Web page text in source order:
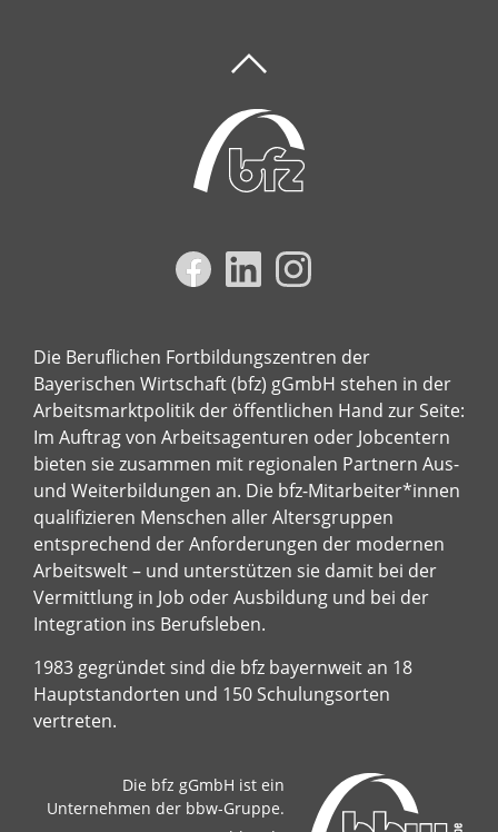
Die Beruflichen Fortbildungszentren der
Bayerischen Wirtschaft (bfz) gGmbH stehen in der
Arbeitsmarktpolitik der öffentlichen Hand zur Seite:
Im Auftrag von Arbeitsagenturen oder Jobcentern
bieten sie zusammen mit regionalen Partnern Aus-
und Weiterbildungen an. Die bfz-Mitarbeiter*innen
qualifizieren Menschen aller Altersgruppen
entsprechend der Anforderungen der modernen
Arbeitswelt – und unterstützen sie damit bei der
Vermittlung in Job oder Ausbildung und bei der
Integration ins Berufsleben.
1983 gegründet sind die bfz bayernweit an 18
Hauptstandorten und 150 Schulungsorten
vertreten.
Die bfz gGmbH ist ein
Unternehmen der bbw-Gruppe.